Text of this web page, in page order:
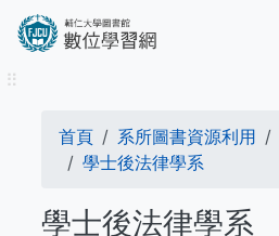
內
⠿
導
航
連
首頁 系所圖書資源利用
學士後法律學系
學士後法律學系